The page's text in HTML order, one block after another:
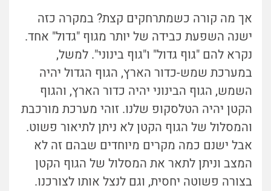
אך מה קורה כשמתרחקים קצת? במקרה כזה
ישנה השפעת כבידה של יותר מגוף "גדול" אחד.
נקרא להם "גוף גדול" ו"גוף בינוני". למשל,
במערכת שמש-כדור הארץ, הגוף הגדול יהיה
השמש, הגוף הבינוני יהיה כדור הארץ, והגוף
הקטן יהיה הטלסקופ שלנו. זוהי מערכת מורכבת
והמסלול של הגוף הקטן לא ניתן לתיאור פשוט.
אבל ישנם כמה מקרים מיוחדים שבהם זה לא
המצב וניתן לתאר את המסלול של הגוף הקטן
בצורה פשוטה יחסית, וגם לנצל אותו לצורכנו.